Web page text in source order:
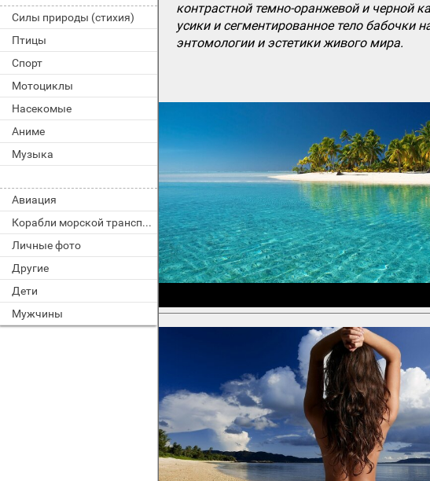
Силы природы (стихия)
Птицы
Спорт
Мотоциклы
Насекомые
Аниме
Музыка
Авиация
Корабли морской транспорт
Личные фото
Другие
Дети
Мужчины
контрастной темно-оранжевой и черной
усики и сегментированное тело
энтомологии и эстетики живого мира.